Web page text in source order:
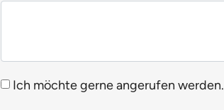
Ich möchte gerne angerufen werden.